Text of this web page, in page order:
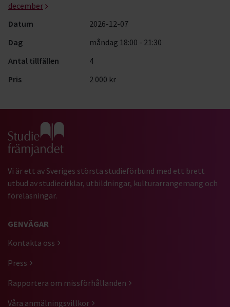
december
Datum
2026-12-07
Dag
måndag 18:00 - 21:30
Antal tillfällen
4
Pris
2 000 kr
Gå till studiefrämjandets startsida
Vi är ett av Sveriges största studieförbund med ett brett
utbud av studiecirklar, utbildningar, kulturarrangemang och
föreläsningar.
GENVÄGAR
Kontakta oss
Press
Rapportera om missförhållanden
Våra anmälningsvillkor